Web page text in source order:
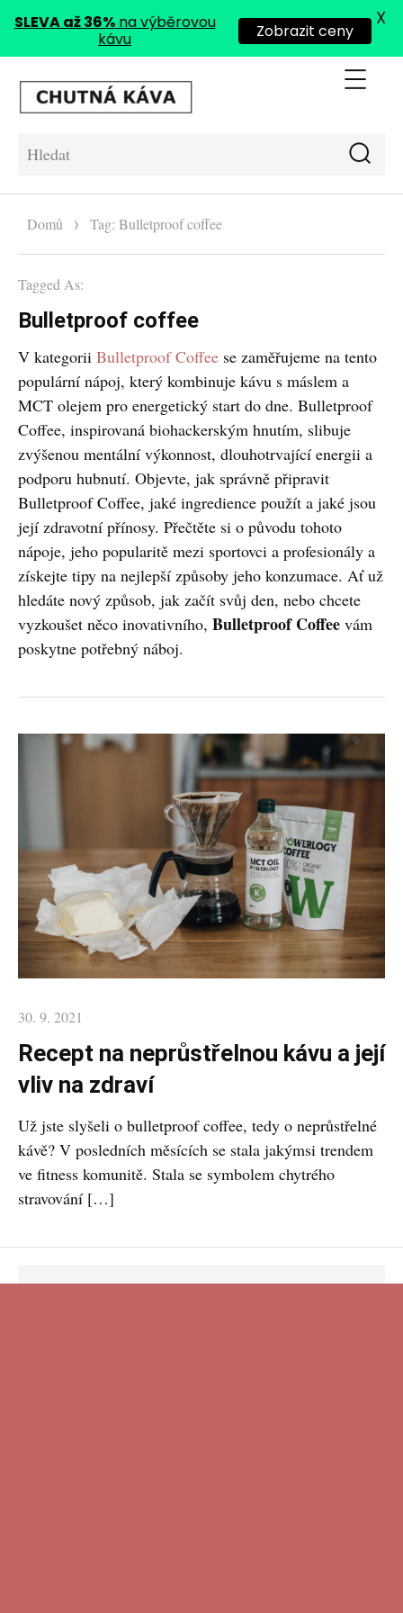
Hledat:
Domů Tag: Bulletproof coffee
Tagged As:
Bulletproof coffee
V kategorii Bulletproof Coffee se zaměřujeme na tento
populární nápoj, který kombinuje kávu s máslem a
MCT olejem pro energetický start do dne. Bulletproof
Coffee, inspirovaná biohackerským hnutím, slibuje
zvýšenou mentální výkonnost, dlouhotrvající energii a
podporu hubnutí. Objevte, jak správně připravit
Bulletproof Coffee, jaké ingredience použít a jaké jsou
její zdravotní přínosy. Přečtěte si o původu tohoto
nápoje, jeho popularitě mezi sportovci a profesionály a
získejte tipy na nejlepší způsoby jeho konzumace. Ať už
hledáte nový způsob, jak začít svůj den, nebo chcete
vyzkoušet něco inovativního, Bulletproof Coffee vám
poskytne potřebný náboj.
Posted
30. 9. 2021
Recept na neprůstřelnou kávu a její
vliv na zdraví
Už jste slyšeli o bulletproof coffee, tedy o neprůstřelné
kávě? V posledních měsících se stala jakýmsi trendem
ve fitness komunitě. Stala se symbolem chytrého
stravování […]
SLEVA až 36%na výběrovou
kávu
Zobrazit ceny
X